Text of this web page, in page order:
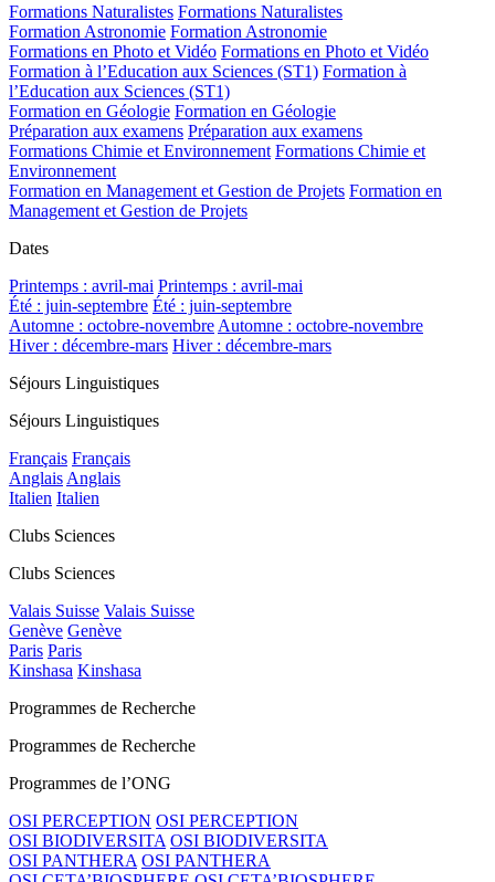
Formations Naturalistes Formations Naturalistes
Formation Astronomie Formation Astronomie
Formations en Photo et Vidéo Formations en Photo et Vidéo
Formation à l’Education aux Sciences (ST1) Formation à
l’Education aux Sciences (ST1)
Formation en Géologie Formation en Géologie
Préparation aux examens Préparation aux examens
Formations Chimie et Environnement Formations Chimie et
Environnement
Formation en Management et Gestion de Projets Formation en
Management et Gestion de Projets
Dates
Printemps : avril-mai Printemps : avril-mai
Été : juin-septembre Été : juin-septembre
Automne : octobre-novembre Automne : octobre-novembre
Hiver : décembre-mars Hiver : décembre-mars
Séjours Linguistiques
Séjours Linguistiques
Français Français
Anglais Anglais
Italien Italien
Clubs Sciences
Clubs Sciences
Valais Suisse Valais Suisse
Genève Genève
Paris Paris
Kinshasa Kinshasa
Programmes de Recherche
Programmes de Recherche
Programmes de l’ONG
OSI PERCEPTION OSI PERCEPTION
OSI BIODIVERSITA OSI BIODIVERSITA
OSI PANTHERA OSI PANTHERA